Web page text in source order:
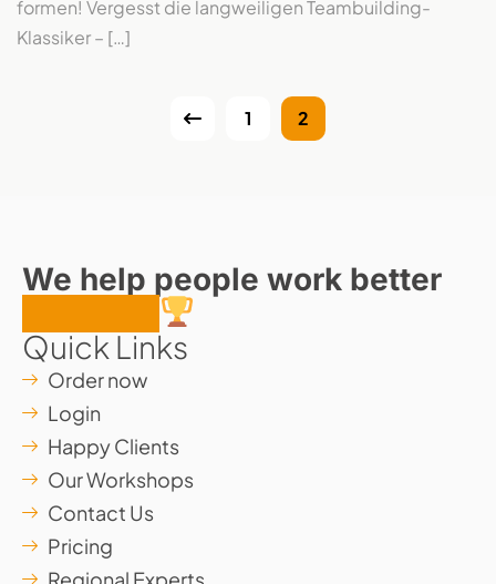
formen! Vergesst die langweiligen Teambuilding-
Klassiker – […]
1 2
We help people work better
Quick Links
Order now
Login
Happy Clients
Our Workshops
Contact Us
Pricing
Regional Experts